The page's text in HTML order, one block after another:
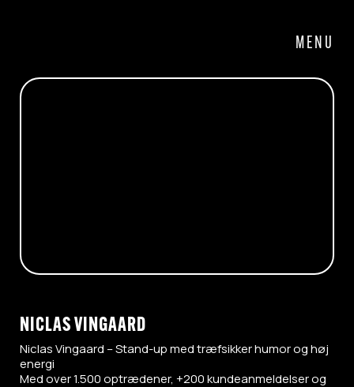
MENU
NICLAS VINGAARD
Niclas Vingaard – Stand-up med træfsikker humor og høj
energi
Med over 1.500 optrædener, +200 kundeanmeldelser og